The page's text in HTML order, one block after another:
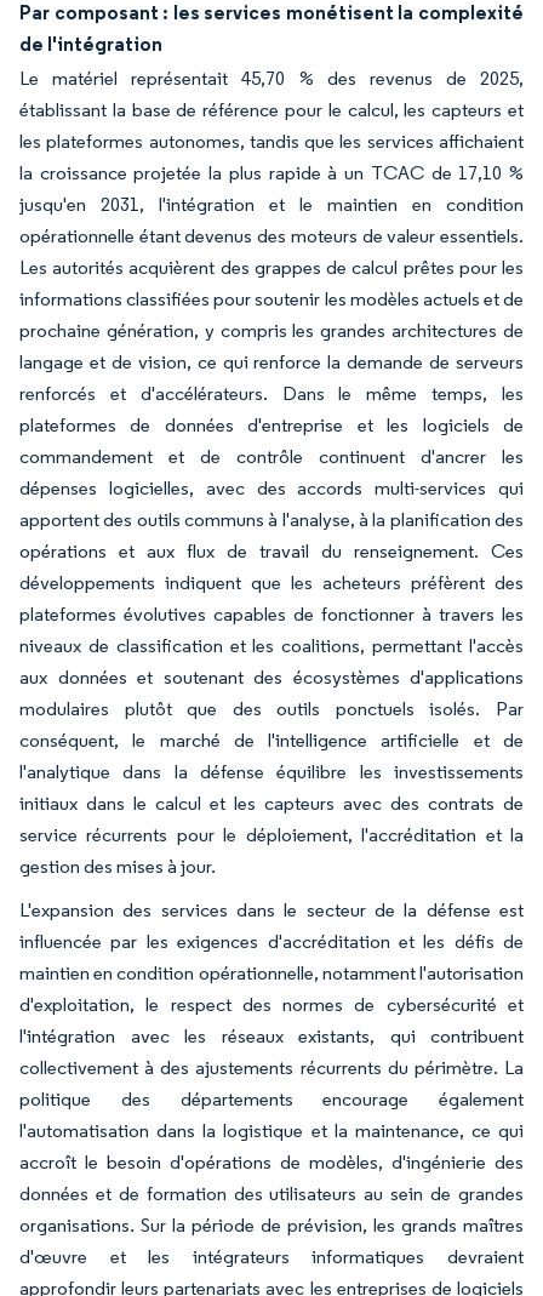
Par composant : les services monétisent la complexité
de l'intégration
Le matériel représentait 45,70 % des revenus de 2025,
établissant la base de référence pour le calcul, les capteurs et
les plateformes autonomes, tandis que les services affichaient
la croissance projetée la plus rapide à un TCAC de 17,10 %
jusqu'en 2031, l'intégration et le maintien en condition
opérationnelle étant devenus des moteurs de valeur essentiels.
Les autorités acquièrent des grappes de calcul prêtes pour les
informations classifiées pour soutenir les modèles actuels et de
prochaine génération, y compris les grandes architectures de
langage et de vision, ce qui renforce la demande de serveurs
renforcés et d'accélérateurs. Dans le même temps, les
plateformes de données d'entreprise et les logiciels de
commandement et de contrôle continuent d'ancrer les
dépenses logicielles, avec des accords multi-services qui
apportent des outils communs à l'analyse, à la planification des
opérations et aux flux de travail du renseignement. Ces
développements indiquent que les acheteurs préfèrent des
plateformes évolutives capables de fonctionner à travers les
niveaux de classification et les coalitions, permettant l'accès
aux données et soutenant des écosystèmes d'applications
modulaires plutôt que des outils ponctuels isolés. Par
conséquent, le marché de l'intelligence artificielle et de
l'analytique dans la défense équilibre les investissements
initiaux dans le calcul et les capteurs avec des contrats de
service récurrents pour le déploiement, l'accréditation et la
gestion des mises à jour.
L'expansion des services dans le secteur de la défense est
influencée par les exigences d'accréditation et les défis de
maintien en condition opérationnelle, notamment l'autorisation
d'exploitation, le respect des normes de cybersécurité et
l'intégration avec les réseaux existants, qui contribuent
collectivement à des ajustements récurrents du périmètre. La
politique des départements encourage également
l'automatisation dans la logistique et la maintenance, ce qui
accroît le besoin d'opérations de modèles, d'ingénierie des
données et de formation des utilisateurs au sein de grandes
organisations. Sur la période de prévision, les grands maîtres
d'œuvre et les intégrateurs informatiques devraient
approfondir leurs partenariats avec les entreprises de logiciels